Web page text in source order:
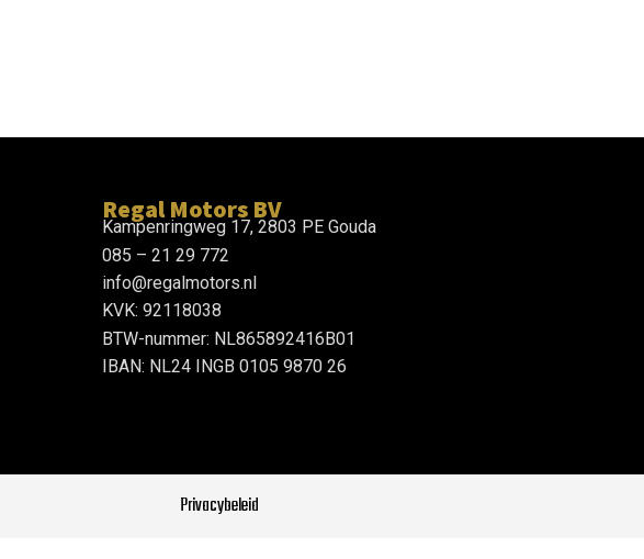
Regal Motors BV
Kampenringweg 17, 2803 PE Gouda
085 – 21 29 772
info@regalmotors.nl
KVK: 92118038
BTW-nummer: NL865892416B01
IBAN: NL24 INGB 0105 9870 26
Privacybeleid